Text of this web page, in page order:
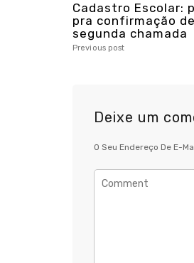
Cadastro Escolar:
pra confirmação
segunda chamada
Previous post
Deixe um
O Seu Endereço De E-